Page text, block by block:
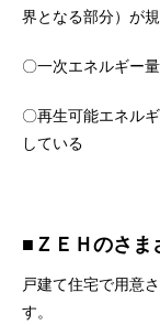
界となる部分）が
〇一次エネルギー
〇再生可能エネル
している
■ＺＥＨのさま
戸建て住宅で用意
す。